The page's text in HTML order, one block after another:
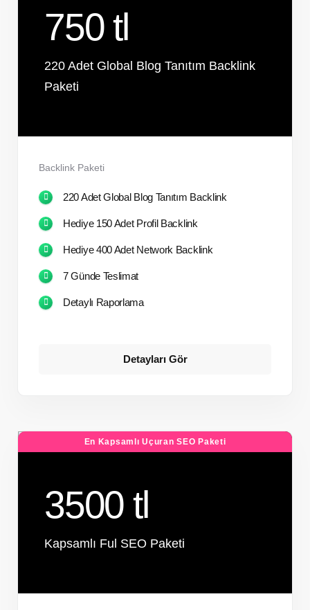
750 tl
220 Adet Global Blog Tanıtım Backlink
Paketi
Backlink Paketi
220 Adet Global Blog Tanıtım Backlink
Hediye 150 Adet Profil Backlink
Hediye 400 Adet Network Backlink
7 Günde Teslimat
Detaylı Raporlama
Detayları Gör
En Kapsamlı Uçuran SEO Paketi
3500 tl
Kapsamlı Ful SEO Paketi